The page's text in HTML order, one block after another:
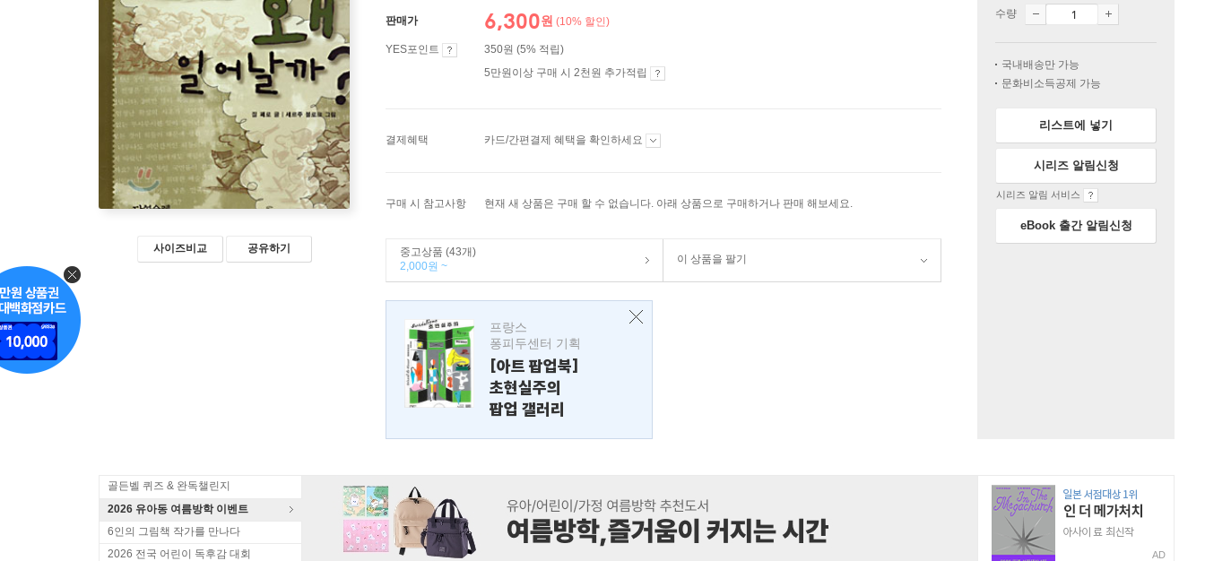
사이즈비교 공유하기
판매가 6,300원 (10% 할인)
YES포인트
350원 (5% 적립)
5만원이상 구매 시 2천원 추가적립
결제혜택 카드/간편결제 혜택을 확인하세요
구매 시 참고사항 현재 새 상품은 구매 할 수 없습니다. 아래 상품으로 구매하거나 판매 해보세요.
중고상품 (43개)
2,000원 ~
이 상품을 팔기
프랑스
퐁피두센터 기획
[아트 팝업북]
초현실주의
팝업 갤러리
수량
국내배송만 가능
문화비소득공제 가능
리스트에 넣기
시리즈 알림신청
시리즈 알림 서비스
eBook 출간 알림신청
골든벨 퀴즈 & 완독챌린지
2026 유아동 여름방학 이벤트
6인의 그림책 작가를 만나다
2026 전국 어린이 독후감 대회
AD